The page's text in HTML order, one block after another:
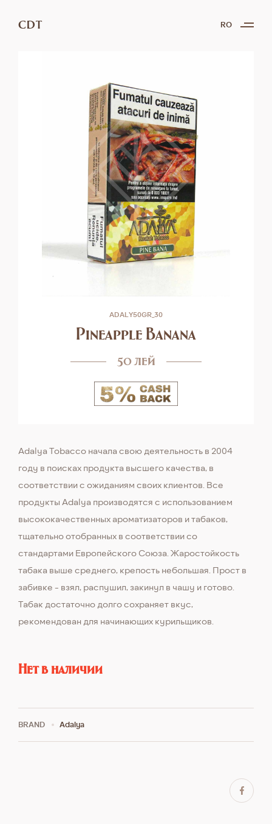
CDT RO
ADALY50GR_30
Pineapple Banana
50 лей
Adalya Tobacсo начала свою деятельность в 2004
году в поисках продукта высшего качества, в
соответствии с ожиданиям своих клиентов. Все
продукты Adalya производятся с использованием
высококачественных ароматизаторов и табаков,
тщательно отобранных в соответствии со
стандартами Европейского Союза. Жаростойкость
табака выше среднего, крепость небольшая. Прост в
забивке - взял, распушил, закинул в чашу и готово.
Табак достаточно долго сохраняет вкус,
рекомендован для начинающих курильщиков.
Нет в наличии
BRAND Adalya